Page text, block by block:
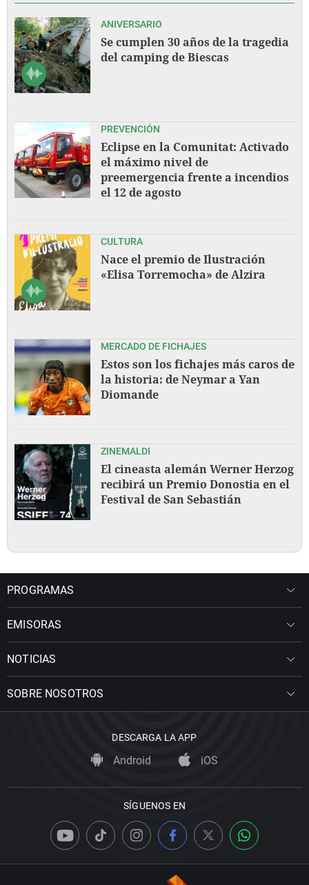
ANIVERSARIO
Se cumplen 30 años de la tragedia
del camping de Biescas
PREVENCIÓN
Eclipse en la Comunitat: Activado
el máximo nivel de
preemergencia frente a incendios
el 12 de agosto
CULTURA
Nace el premio de Ilustración
«Elisa Torremocha» de Alzira
MERCADO DE FICHAJES
Estos son los fichajes más caros de
la historia: de Neymar a Yan
Diomande
ZINEMALDI
El cineasta alemán Werner Herzog
recibirá un Premio Donostia en el
Festival de San Sebastián
PROGRAMAS
EMISORAS
NOTICIAS
SOBRE NOSOTROS
DESCARGA LA APP
Android iOS
SÍGUENOS EN